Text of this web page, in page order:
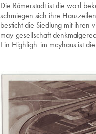
Die Römerstadt ist die wohl
schmiegen sich ihre
besticht die Siedlung mit ihren
may-gesellschaft
Ein Highlight im mayhaus ist